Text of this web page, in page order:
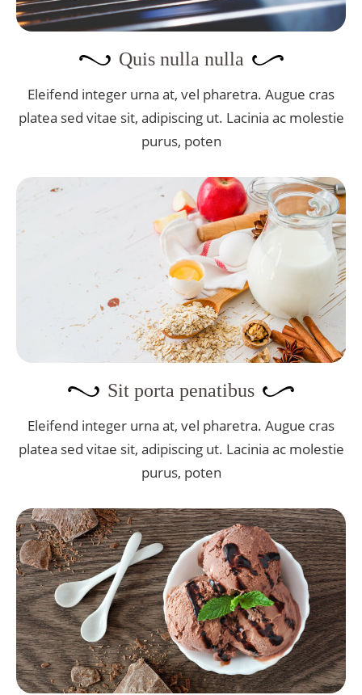
Quis nulla nulla
Eleifend integer urna at, vel pharetra. Augue cras
platea sed vitae sit, adipiscing ut. Lacinia ac molestie
purus, poten
Sit porta penatibus
Eleifend integer urna at, vel pharetra. Augue cras
platea sed vitae sit, adipiscing ut. Lacinia ac molestie
purus, poten